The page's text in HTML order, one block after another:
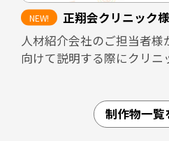
加えて、採用面接では毎回
要があり、面接担当者の負
す。本パンフレットを活用
担当デザイナー 清長 ＞
正翔会クリニック様
人材紹介会社のご担当者様
向けて説明する際にクリニ
愛知県内4拠点（江南・小
区）、岐阜県内3拠点（可
制作物一覧